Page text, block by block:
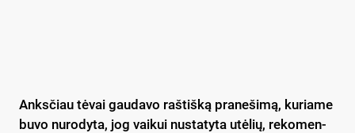
Anks­čiau tė­vai gau­da­vo raš­tiš­ką pra­ne­ši­mą, ku­ria­me
bu­vo nu­ro­dy­ta, jog vai­kui nu­sta­ty­ta utė­lių, re­ko­men­